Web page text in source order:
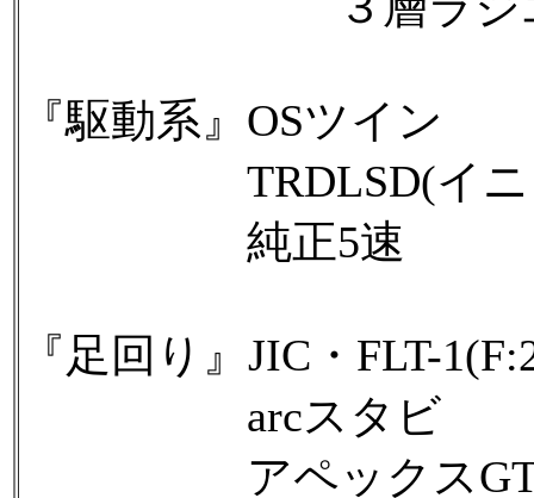
『駆動系』OSツイン
TRDLSD(イニシ
純正5速
『足回り』JIC・FLT-
arcスタビ
アペックスGT